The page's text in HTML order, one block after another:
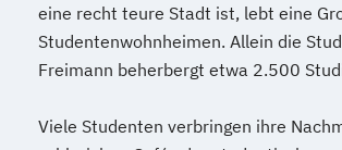
eine recht teure Stadt ist, lebt eine
Studentenwohnheimen. Allein die
Freimann beherbergt etwa 2.500
Viele Studenten verbringen ihre